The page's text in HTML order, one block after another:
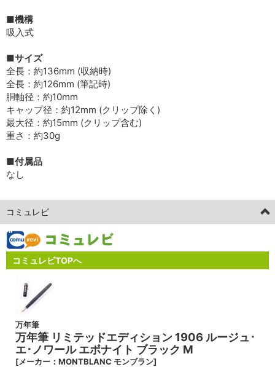
■機構
吸入式
■サイズ
全長：約136mm (収納時)
全長：約126mm (筆記時)
胴軸径：約10mm
キャップ径：約12mm (クリップ除く)
最大径：約15mm (クリップ含む)
重さ：約30g
■付属品
なし
コミュレビ
コミュレビTOPへ
万年筆
万年筆 リミテッドエディション 1906 ルージュ･
エ･ノワール エボナイト ブラック M
[メーカー：MONTBLANC モンブラン]